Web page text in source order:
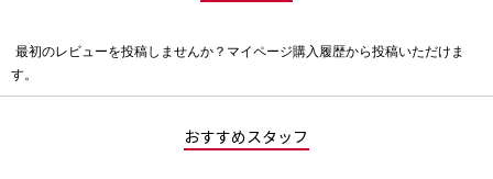
価
最初のレビューを投稿しませんか？マイページ購入履歴から投稿いただけま
す。
おすすめスタッフ